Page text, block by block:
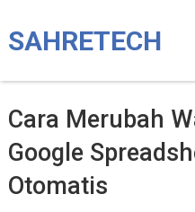
SAHRETECH
Cara Merubah
Google
Otomatis